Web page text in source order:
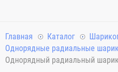
Главная Каталог
Однорядные радиальные
Однорядный радиальный